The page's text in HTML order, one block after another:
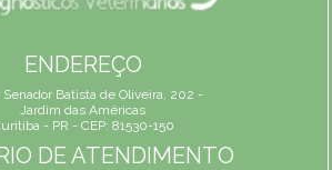
ENDEREÇO
Senador Batista de Oliveira, 202 -
Jardim das Américas
- PR - CEP: 81530-150
DE ATENDIMENTO